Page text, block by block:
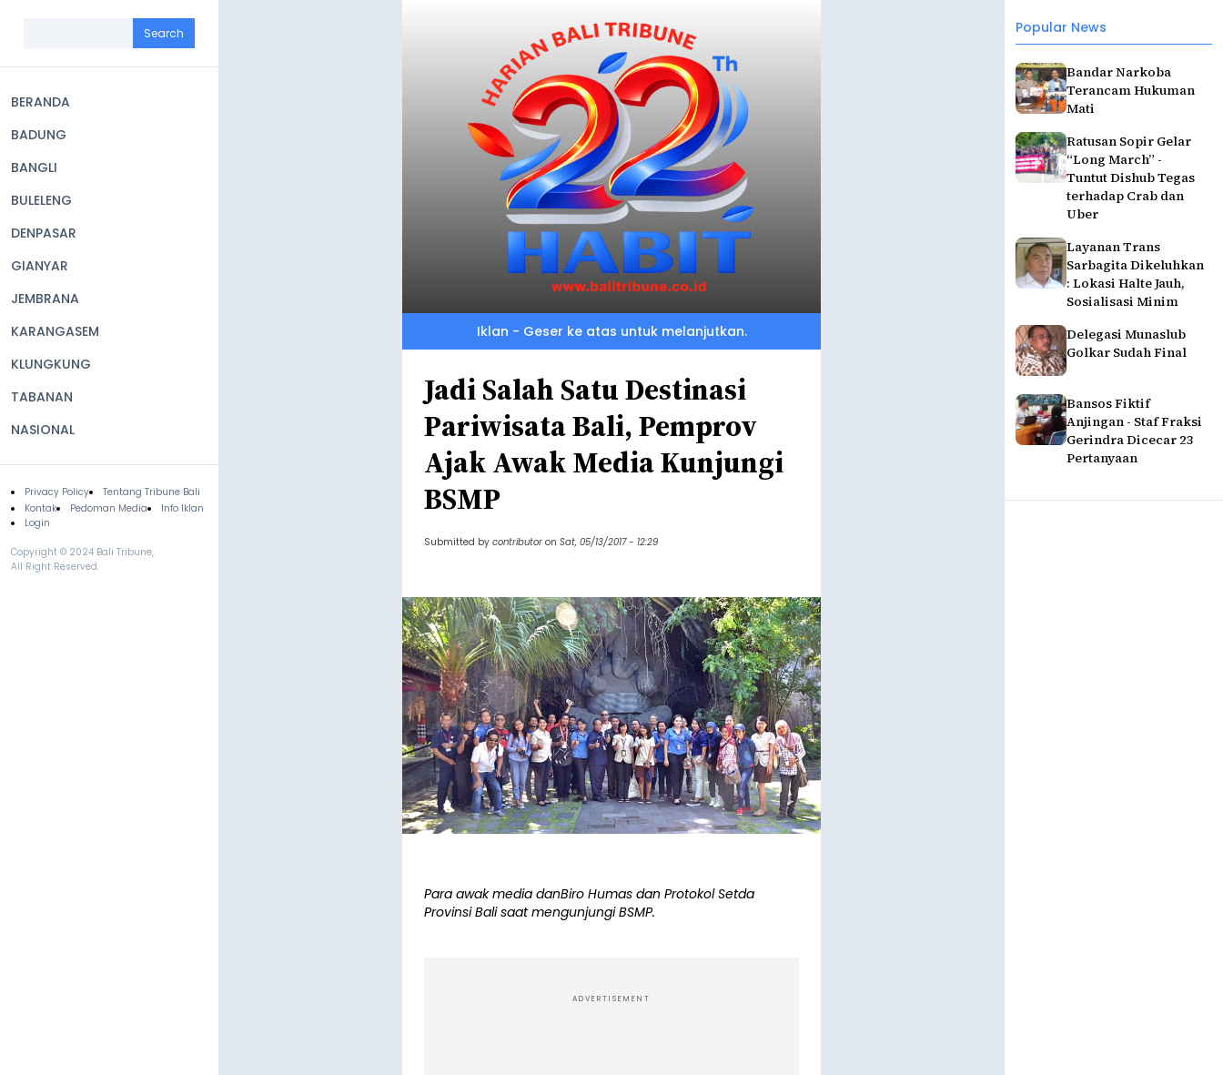
navigation
BERANDA
BADUNG
BANGLI
BULELENG
DENPASAR
GIANYAR
JEMBRANA
KARANGASEM
KLUNGKUNG
TABANAN
NASIONAL
Footer
Privacy Policy
Tentang Tribune Bali
Kontak
Pedoman Media
Info Iklan
Login
Copyright © 2024 Bali Tribune,
All Right Reserved.
Popular News
Bandar Narkoba
Terancam Hukuman
Mati
Ratusan Sopir Gelar
“Long March” -
Tuntut Dishub Tegas
terhadap Crab dan
Uber
Layanan Trans
Sarbagita Dikeluhkan
: Lokasi Halte Jauh,
Sosialisasi Minim
Delegasi Munaslub
Golkar Sudah Final
Bansos Fiktif
Anjingan - Staf Fraksi
Gerindra Dicecar 23
Pertanyaan
Iklan - Geser ke atas untuk melanjutkan.
Jadi Salah Satu Destinasi
Pariwisata Bali, Pemprov
Ajak Awak Media Kunjungi
BSMP
Submitted by contributor on Sat, 05/13/2017 - 12:29
Para awak media danBiro Humas dan Protokol Setda
Provinsi Bali saat mengunjungi BSMP.
ADVERTISEMENT